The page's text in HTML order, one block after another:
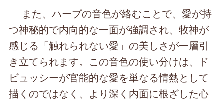
また、ハープの音色が絡むことで、愛が持
つ神秘的で内向的な一面が強調され、牧神が
感じる「触れられない愛」の美しさが一層引
き立てられます。この音色の使い分けは、ド
ビュッシーが官能的な愛を単なる情熱として
描くのではなく、より深く内面に根ざした心